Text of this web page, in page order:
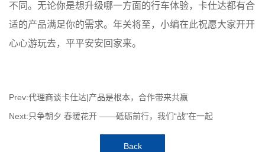
不同。无论你是想升级哪一方面的行车体验，卡仕达都有合
适的产品满足你的需求。年关将至，小编在此祝愿大家开开
心心游玩去，平平安安回家来。
Prev:代理商谈卡仕达|产品是根本，合作带来共赢
Next:只争朝夕 春暖花开 ——砥砺前行，我们“战”在一起
Back